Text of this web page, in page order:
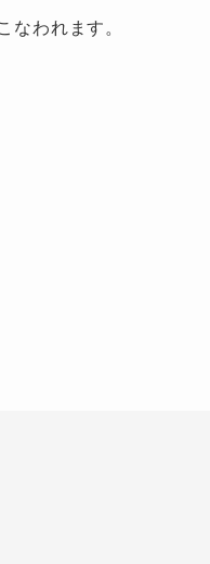
なわれます。